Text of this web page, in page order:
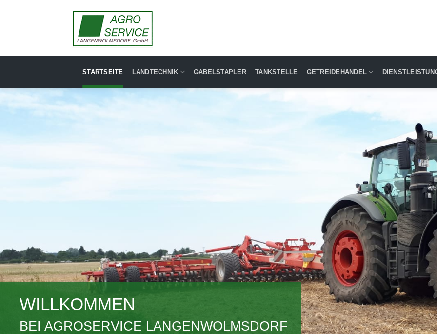
STARTSEITE LANDTECHNIK GABELSTAPLER TANKSTELLE GETREIDEHANDEL
WILLKOMMEN
BEI AGROSERVICE LANGENWOLMSDORF